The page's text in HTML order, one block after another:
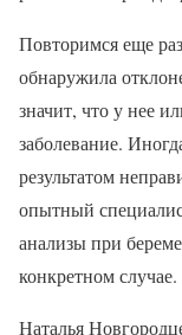
Повторимся еще
обнаружила
значит, что у нее
заболевание.
результатом
опытный
анализы при
конкретном случае.
Наталья